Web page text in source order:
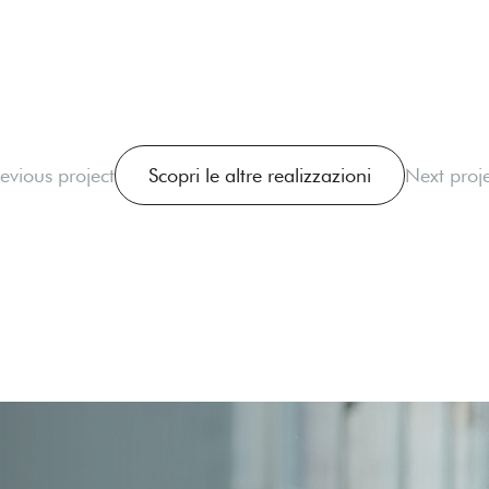
project Scopri le altre realizzazioni Next